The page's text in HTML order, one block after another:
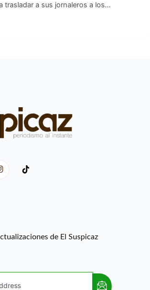
trasladar a sus jornaleros a los…
de El Suspicaz